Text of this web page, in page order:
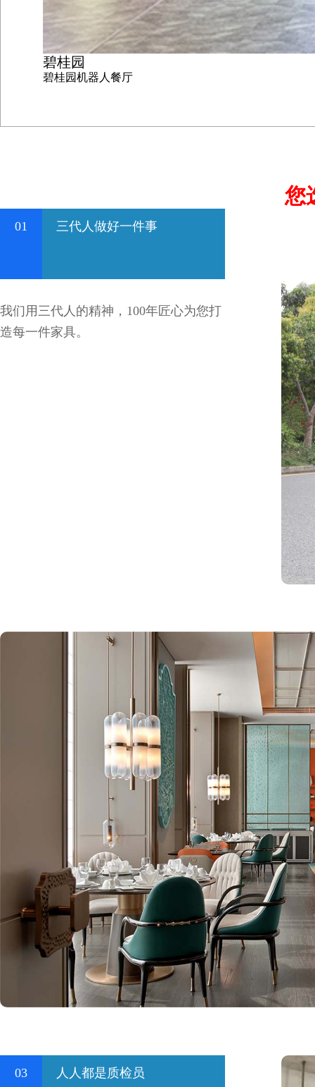
碧桂园
碧桂园机器人餐厅
您
01 三代人做好一件事
我们用三代人的精神，100年匠心为您打
造每一件家具。
03 人人都是质检员